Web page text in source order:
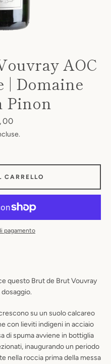
AOC
| Domaine
Pinon
questo Brut de Brut Vouvray
su un suolo calcareo
con lieviti indigeni in acciaio
di spuma avviene in bottiglia
inaugurando un periodo
nella roccia prima della messa
CARRELLO
pagamento